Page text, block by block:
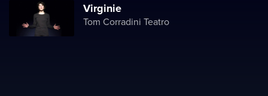
Virginie
Tom Corradini Teatro